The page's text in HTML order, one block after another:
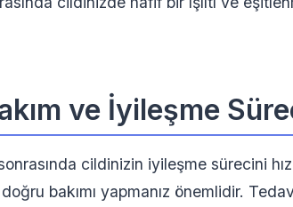
ve İyileşme
cildinizin iyileşme sürecini
bakımı yapmanız önemlidir.